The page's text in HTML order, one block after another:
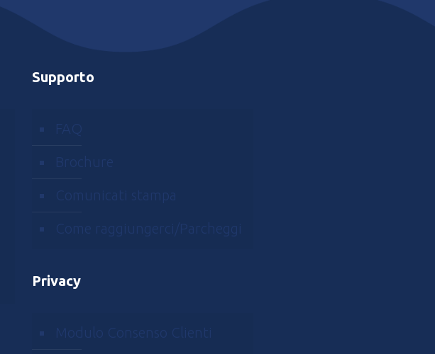
Supporto
FAQ
Brochure
Comunicati stampa
Come raggiungerci/Parcheggi
Privacy
Modulo Consenso Clienti